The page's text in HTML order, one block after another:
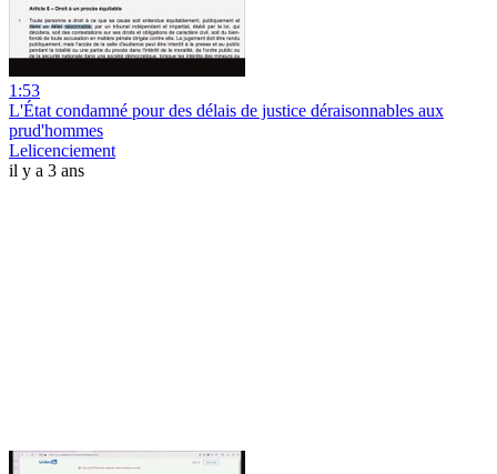
1:53
L'État condamné pour des délais de justice déraisonnables aux
prud'hommes
Lelicenciement
il y a 3 ans